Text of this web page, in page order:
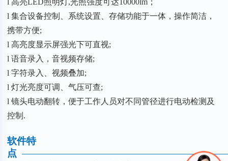
l 高亮LED照明灯,光照强度可达10000lm；
l 集合设备控制、系统设置、存储功能于一体，操作简洁，
携带方便;
l 高亮度显示屏强光下可直视;
l 语音录入，音视频存储;
l 字符录入、视频叠加;
l 灯光亮度可调、气压可查;
l 镜头电动翻转，便于工作人员对不同管径进行电动检测及
控制.
软件特
点